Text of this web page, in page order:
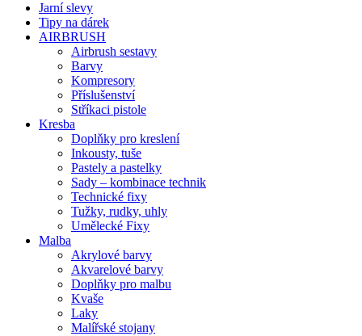
Jarní slevy
Tipy na dárek
AIRBRUSH
Airbrush sestavy
Barvy
Kompresory
Příslušenství
Stříkaci pistole
Kresba
Doplňky pro kreslení
Inkousty, tuše
Pastely a pastelky
Sady – kombinace technik
Technické fixy
Tužky, rudky, uhly
Umělecké Fixy
Malba
Akrylové barvy
Akvarelové barvy
Doplňky pro malbu
Kvaše
Laky
Malířské stojany